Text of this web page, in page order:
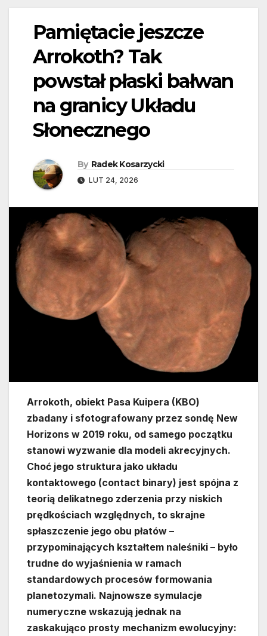
Pamiętacie jeszcze
Arrokoth? Tak
powstał płaski bałwan
na granicy Układu
Słonecznego
By Radek Kosarzycki
LUT 24, 2026
Arrokoth, obiekt Pasa Kuipera (KBO)
zbadany i sfotografowany przez sondę New
Horizons w 2019 roku, od samego początku
stanowi wyzwanie dla modeli akrecyjnych.
Choć jego struktura jako układu
kontaktowego (contact binary) jest spójna z
teorią delikatnego zderzenia przy niskich
prędkościach względnych, to skrajne
spłaszczenie jego obu płatów –
przypominających kształtem naleśniki – było
trudne do wyjaśnienia w ramach
standardowych procesów formowania
planetozymali. Najnowsze symulacje
numeryczne wskazują jednak na
zaskakująco prosty mechanizm ewolucyjny: